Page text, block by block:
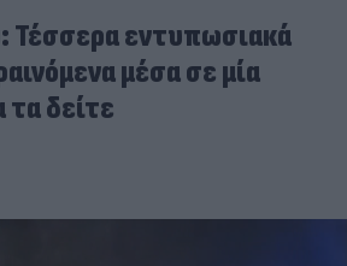
Τέσσερα εντυπωσιακά
μέσα σε μία
δείτε